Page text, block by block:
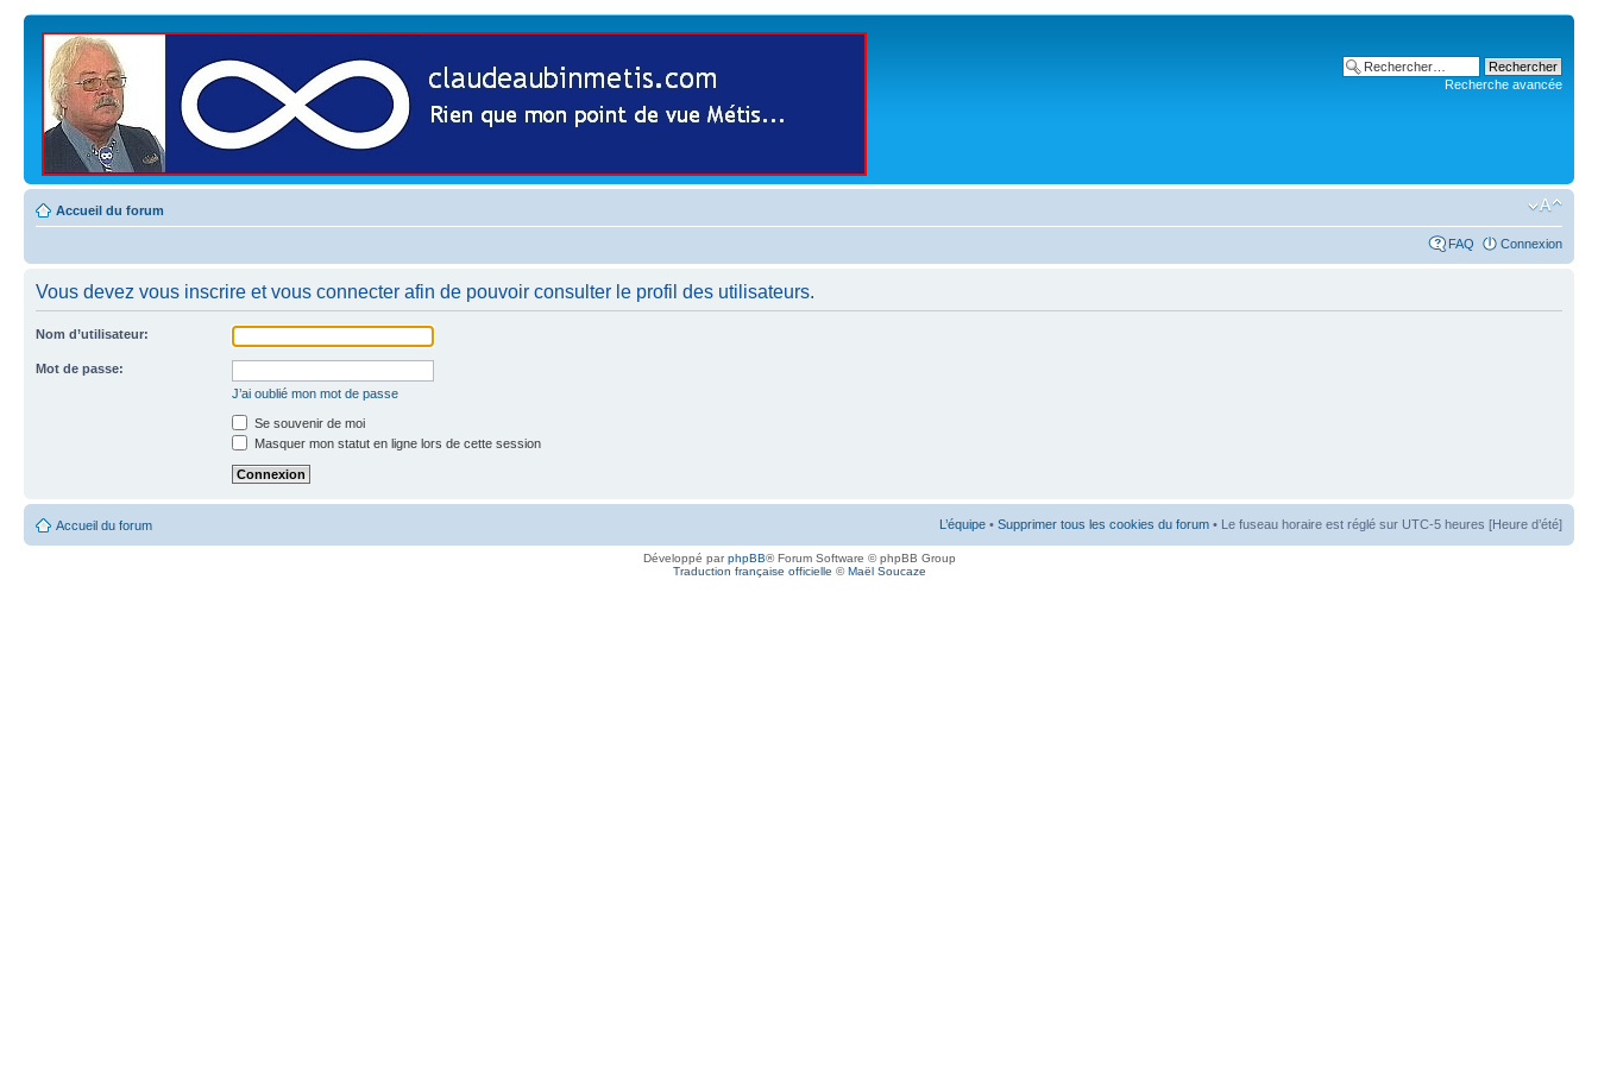
Recherche avancée
Accueil du forum
FAQ Connexion
Vous devez vous inscrire et vous connecter afin de pouvoir consulter le profil des utilisateurs.
Nom d’utilisateur:
Mot de passe:
J’ai oublié mon mot de passe
Se souvenir de moi
Masquer mon statut en ligne lors de cette session
Accueil du forum L’équipe • Supprimer tous les cookies du forum • Le fuseau horaire est réglé sur UTC-5 heures [Heure d’été]
Développé parphpBB® Forum Software © phpBB Group
Traduction française officielle ©Maël Soucaze